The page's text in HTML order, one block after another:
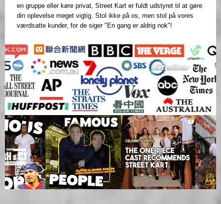
en gruppe eller køre privat, Street Kart er fuldt udstyret til at gøre
din oplevelse meget vigtig. Stol ikke på os, men stol på vores
værdsatte kunder, for de siger "En gang er aldrig nok"!